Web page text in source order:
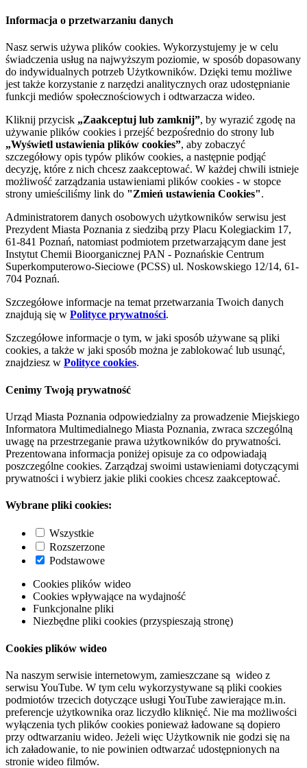
Informacja o przetwarzaniu danych
Nasz serwis używa plików cookies. Wykorzystujemy je w celu
świadczenia usług na najwyższym poziomie, w sposób dopasowany
do indywidualnych potrzeb Użytkowników. Dzięki temu możliwe
jest także korzystanie z narzędzi analitycznych oraz udostępnianie
funkcji mediów społecznościowych i odtwarzacza wideo.
Kliknij przycisk „Zaakceptuj lub zamknij”, by wyrazić zgodę na
używanie plików cookies i przejść bezpośrednio do strony lub
„Wyświetl ustawienia plików cookies”, aby zobaczyć
szczegółowy opis typów plików cookies, a następnie podjąć
decyzję, które z nich chcesz zaakceptować. W każdej chwili istnieje
możliwość zarządzania ustawieniami plików cookies - w stopce
strony umieściliśmy link do "Zmień ustawienia Cookies".
Administratorem danych osobowych użytkowników serwisu jest
Prezydent Miasta Poznania z siedzibą przy Placu Kolegiackim 17,
61-841 Poznań, natomiast podmiotem przetwarzającym dane jest
Instytut Chemii Bioorganicznej PAN - Poznańskie Centrum
Superkomputerowo-Sieciowe (PCSS) ul. Noskowskiego 12/14, 61-
704 Poznań.
Szczegółowe informacje na temat przetwarzania Twoich danych
znajdują się w Polityce prywatności.
Szczegółowe informacje o tym, w jaki sposób używane są pliki
cookies, a także w jaki sposób można je zablokować lub usunąć,
znajdziesz w Polityce cookies.
Cenimy Twoją prywatność
Urząd Miasta Poznania odpowiedzialny za prowadzenie Miejskiego
Informatora Multimedialnego Miasta Poznania, zwraca szczególną
uwagę na przestrzeganie prawa użytkowników do prywatności.
Prezentowana informacja poniżej opisuje za co odpowiadają
poszczególne cookies. Zarządzaj swoimi ustawieniami dotyczącymi
prywatności i wybierz jakie pliki cookies chcesz zaakceptować.
Wybrane pliki cookies:
Wszystkie
Rozszerzone
Podstawowe
Cookies plików wideo
Cookies wpływające na wydajność
Funkcjonalne pliki
Niezbędne pliki cookies (przyspieszają stronę)
Cookies plików wideo
Na naszym serwisie internetowym, zamieszczane są wideo z
serwisu YouTube. W tym celu wykorzystywane są pliki cookies
podmiotów trzecich dotyczące usługi YouTube zawierające m.in.
preferencje użytkownika oraz liczydło kliknięć. Nie ma możliwości
wyłączenia tych plików cookies ponieważ ładowane są dopiero
przy odtwarzaniu wideo. Jeżeli więc Użytkownik nie godzi się na
ich załadowanie, to nie powinien odtwarzać udostępnionych na
stronie wideo filmów.